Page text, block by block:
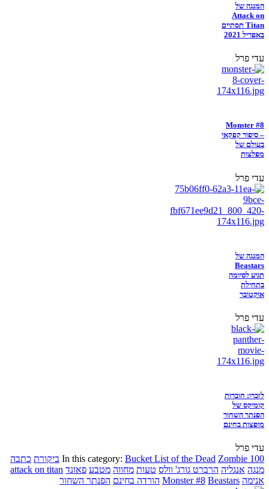
המנגה של
Attack on
Titan תסתיים
באפריל 2021
עדי פרל
Monster #8
– סיפור קפקאי
בעולם של
מפלצות
עדי פרל
המנגה של
Beastars
תגיע לסיומה
בתחילת
אוקטובר
עדי פרל
לזכרו: חוברות
קומיקס של
הפנתר השחור
מופצות בחינם
עדי פרל
In this category: Bucket List of the Dead Zombie 100 ביקורת כתבה
מנגה אנגליה הרברט גורג' וולס טעות מחווה מטבע פאונד attack on titan
אנימה
Monster #8 Beastars הורדה בחינם הפנתר השחור